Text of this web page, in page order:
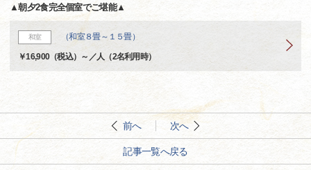
▲朝夕2食完全個室でご堪能▲
和室 （和室８畳～１５畳）
￥16,900（税込）～／人（2名利用時）
前へ 次へ
記事一覧へ戻る